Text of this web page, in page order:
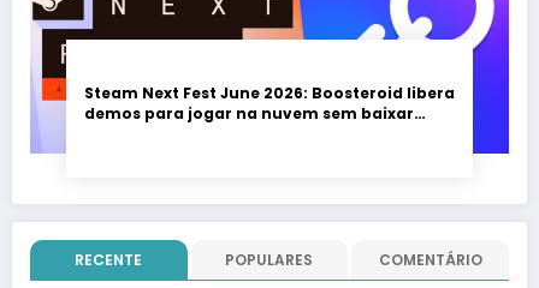
Steam Next Fest June 2026: Boosteroid libera
demos para jogar na nuvem sem baixar
RECENTE POPULARES COMENTÁRIO